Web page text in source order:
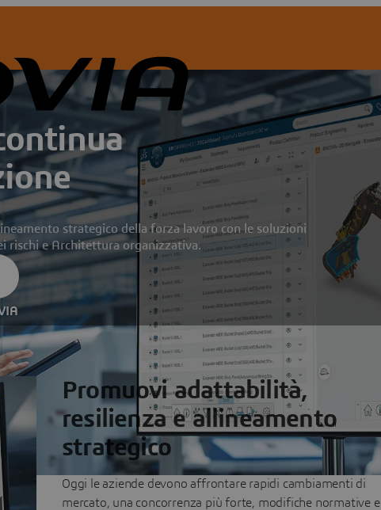
strategico della forza lavoro con le soluzioni
rischi e Architettura organizzativa.
Promuovi adattabilità,
resilienza e allineamento
strategico
Oggi le aziende devono affrontare rapidi cambiamenti di
mercato, una concorrenza più forte, modifiche normative e